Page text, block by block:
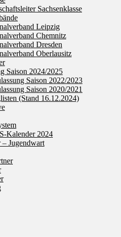
Sachsenklasse
Leipzig
Chemnitz
Dresden
Oberlausitz
Saison 2024/2025
Saison 2022/2023
Saison 2020/2021
(Stand 16.12.2024)
Kalender 2024
Jugendwart